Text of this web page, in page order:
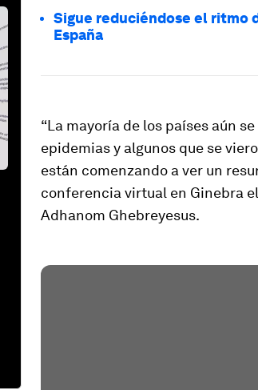
Sigue reduciéndose el ritmo
España
“La mayoría de los países aún
epidemias y algunos que se
están comenzando a ver un
conferencia virtual en Ginebra
Adhanom Ghebreyesus.